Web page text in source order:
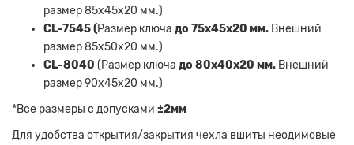
размер 85х45х20 мм.)
CL-7545 (Размер ключа до 75х45х20 мм. Внешний
размер 85х50х20 мм.)
CL-8040 (Размер ключа до 80х40х20 мм. Внешний
размер 90х45х20 мм.)
*Все размеры с допусками ±2мм
Для удобства открытия/закрытия чехла вшиты неодимовые